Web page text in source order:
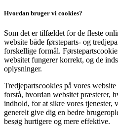
Hvordan bruger vi cookies?
Som det er tilfældet for de fleste
website både førsteparts- og
forskellige formål.
websitet fungerer korrekt, og de
oplysninger.
Tredjepartscookies på vores
forstå, hvordan websitet præsterer,
indhold, for at sikre vores tjenester,
generelt give dig en bedre
besøg hurtigere og mere effektive.